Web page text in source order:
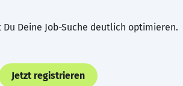
Deine Job-Suche deutlich optimieren.
Jetzt registrieren